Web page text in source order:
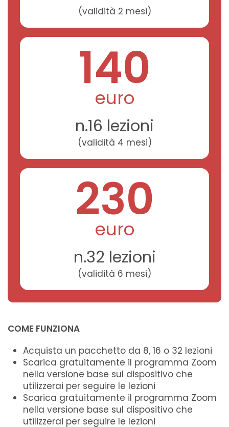
(validità 2 mesi)
140
euro
n.16 lezioni
(validità 4 mesi)
230
euro
n.32 lezioni
(validità 6 mesi)
COME FUNZIONA
Acquista un pacchetto da 8, 16 o 32 lezioni
Scarica gratuitamente il programma Zoom
nella versione base sul dispositivo che
utilizzerai per seguire le lezioni
Scarica gratuitamente il programma Zoom
nella versione base sul dispositivo che
utilizzerai per seguire le lezioni